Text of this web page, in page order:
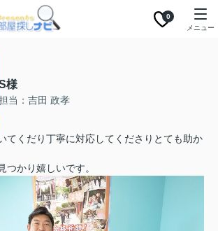
0
メニュー
様
当：吉田 政孝
てくだり丁寧に対応してくださりとても助か
つかり嬉しいです。